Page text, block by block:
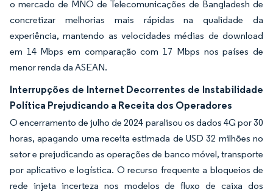
o mercado de MNO de Telecomunicações de Bangladesh de
concretizar melhorias mais rápidas na qualidade da
experiência, mantendo as velocidades médias de download
em 14 Mbps em comparação com 17 Mbps nos países de
menor renda da ASEAN.
Interrupções de Internet Decorrentes de Instabilidade
Política Prejudicando a Receita dos Operadores
O encerramento de julho de 2024 paralisou os dados 4G por 30
horas, apagando uma receita estimada de USD 32 milhões no
setor e prejudicando as operações de banco móvel, transporte
por aplicativo e logística. O recurso frequente a bloqueios de
rede injeta incerteza nos modelos de fluxo de caixa dos